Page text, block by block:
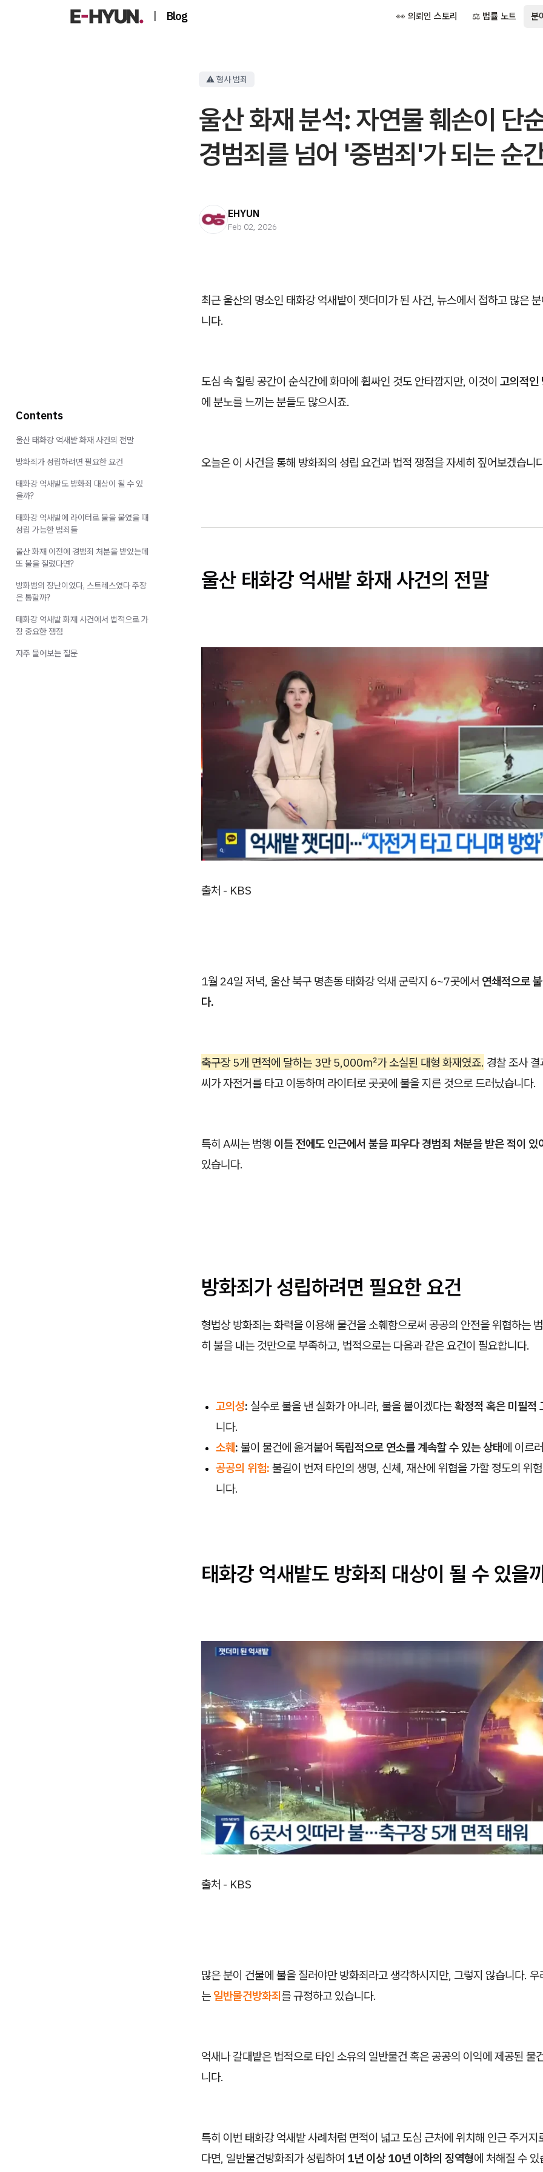
| Blog 👀 의뢰인 스토리 ⚖️ 법률 노트 분
⚠️ 형사 범죄
울산 화재 분석: 자연물 훼손이 단
경범죄를 넘어 '중범죄'가 되는 순
EHYUN
Feb 02, 2026
최근 울산의 명소인 태화강 억새밭이 잿더미가 된 사건, 뉴스에서 접하고 많은
니다.
도심 속 힐링 공간이 순식간에 화마에 휩싸인 것도 안타깝지만, 이것이 고의적인
에 분노를 느끼는 분들도 많으시죠.
오늘은 이 사건을 통해 방화죄의 성립 요건과 법적 쟁점을 자세히 짚어보겠습니
울산 태화강 억새밭 화재 사건의 전말
출처 - KBS
1월 24일 저녁, 울산 북구 명촌동 태화강 억새 군락지 6~7곳에서 연쇄적으로
다.
축구장 5개 면적에 달하는 3만 5,000㎡가 소실된 대형 화재였죠. 경찰 조사
씨가 자전거를 타고 이동하며 라이터로 곳곳에 불을 지른 것으로 드러났습니다.
특히 A씨는 범행 이틀 전에도 인근에서 불을 피우다 경범죄 처분을 받은 적이 있
있습니다.
방화죄가 성립하려면 필요한 요건
형법상 방화죄는 화력을 이용해 물건을 소훼함으로써 공공의 안전을 위협하는
히 불을 내는 것만으로 부족하고, 법적으로는 다음과 같은 요건이 필요합니다.
고의성: 실수로 불을 낸 실화가 아니라, 불을 붙이겠다는확정적 혹은 미필적
니다.
소훼: 불이 물건에 옮겨붙어 독립적으로 연소를 계속할 수 있는 상태에 이르
공공의 위험: 불길이 번져 타인의 생명, 신체, 재산에 위협을 가할 정도의 위
니다.
태화강 억새밭도 방화죄 대상이 될 수 있을
출처 - KBS
많은 분이 건물에 불을 질러야만 방화죄라고 생각하시지만, 그렇지 않습니다.
는 일반물건방화죄를 규정하고 있습니다.
억새나 갈대밭은 법적으로 타인 소유의 일반물건 혹은 공공의 이익에 제공된 물
니다.
특히 이번 태화강 억새밭 사례처럼 면적이 넓고 도심 근처에 위치해 인근 주거지
다면, 일반물건방화죄가 성립하여 1년 이상 10년 이하의 징역형에 처해질 수 있
Contents
울산 태화강 억새밭 화재 사건의 전말
방화죄가 성립하려면 필요한 요건
태화강 억새밭도 방화죄 대상이 될 수 있
을까?
태화강 억새밭에 라이터로 불을 붙였을 때
성립 가능한 범죄들
울산 화재 이전에 경범죄 처분을 받았는데
또 불을 질렀다면?
방화범의 장난이었다, 스트레스였다 주장
은 통할까?
태화강 억새밭 화재 사건에서 법적으로 가
장 중요한 쟁점
자주 물어보는 질문